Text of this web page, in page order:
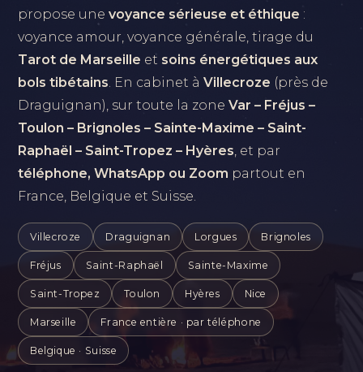
propose une voyance sérieuse et éthique :
voyance amour, voyance générale, tirage du
Tarot de Marseille et soins énergétiques aux
bols tibétains. En cabinet à Villecroze (près de
Draguignan), sur toute la zone Var – Fréjus –
Toulon – Brignoles – Sainte-Maxime – Saint-
Raphaël – Saint-Tropez – Hyères, et par
téléphone, WhatsApp ou Zoom partout en
France, Belgique et Suisse.
Villecroze Draguignan Lorgues Brignoles
Fréjus Saint-Raphaël Sainte-Maxime
Saint-Tropez Toulon Hyères Nice
Marseille France entière · par téléphone
Belgique · Suisse